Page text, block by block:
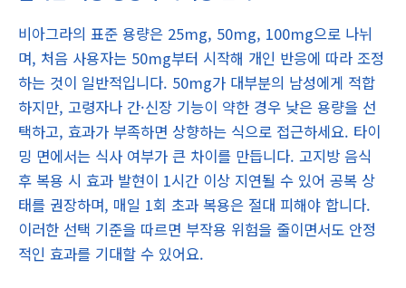
비아그라의 표준 용량은 25mg, 50mg, 100mg으로 나뉘
며, 처음 사용자는 50mg부터 시작해 개인 반응에 따라 조정
하는 것이 일반적입니다. 50mg가 대부분의 남성에게 적합
하지만, 고령자나 간·신장 기능이 약한 경우 낮은 용량을 선
택하고, 효과가 부족하면 상향하는 식으로 접근하세요. 타이
밍 면에서는 식사 여부가 큰 차이를 만듭니다. 고지방 음식
후 복용 시 효과 발현이 1시간 이상 지연될 수 있어 공복 상
태를 권장하며, 매일 1회 초과 복용은 절대 피해야 합니다.
이러한 선택 기준을 따르면 부작용 위험을 줄이면서도 안정
적인 효과를 기대할 수 있어요.